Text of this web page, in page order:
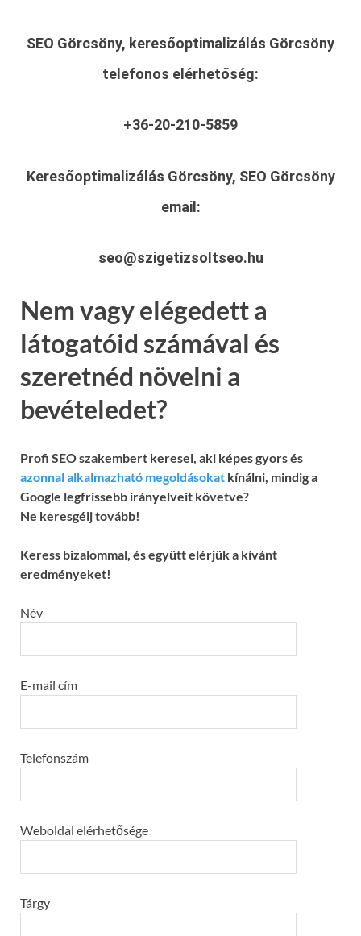
SEO Görcsöny, keresőoptimalizálás Görcsöny
telefonos elérhetőség:
+36-20-210-5859
Keresőoptimalizálás Görcsöny, SEO Görcsöny
email:
seo@szigetizsoltseo.hu
Nem vagy elégedett a
látogatóid számával és
szeretnéd növelni a
bevételedet?
Profi SEO szakembert keresel, aki képes gyors és
azonnal alkalmazható megoldásokat kínálni, mindig a
Google legfrissebb irányelveit követve?
Ne keresgélj tovább!
Keress bizalommal, és együtt elérjük a kívánt
eredményeket!
Név
E-mail cím
Telefonszám
Weboldal elérhetősége
Tárgy